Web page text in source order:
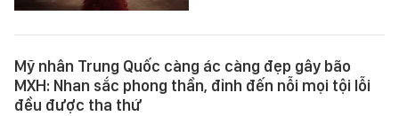
Mỹ nhân Trung Quốc càng ác càng đẹp gây bão
MXH: Nhan sắc phong thần, đỉnh đến nỗi mọi tội lỗi
đều được tha thứ